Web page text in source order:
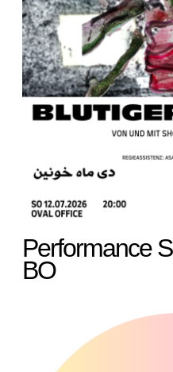
Performance
BO